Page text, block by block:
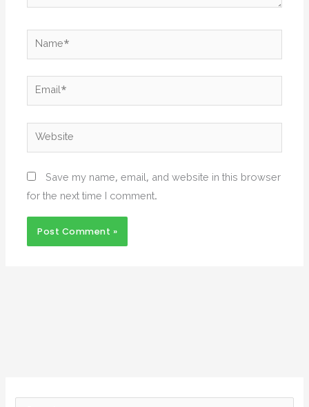
Name*
Email*
Website
Save my name, email, and website in this browser
for the next time I comment.